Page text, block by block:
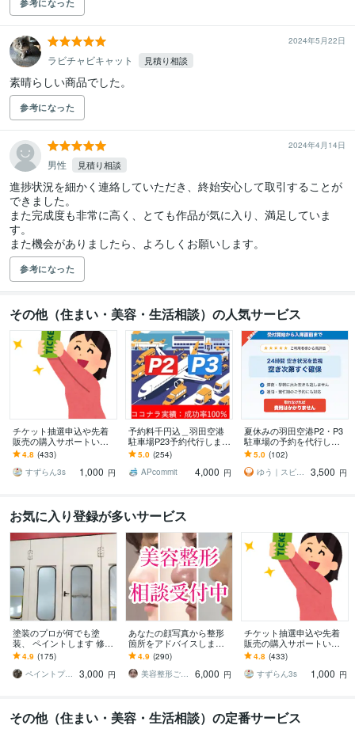
参考になった
2024年5月22日
ラビチャビキャット 見積り相談
素晴らしい商品でした。
参考になった
2024年4月14日
男性 見積り相談
進捗状況を細かく連絡していただき、終始安心して取引することが
できました。
また完成度も非常に高く、とても作品が気に入り、満足していま
す。
また機会がありましたら、よろしくお願いします。
参考になった
その他（住まい・美容・生活相談）の人気サービス
チケット抽選申込や先着
販売の購入サポートいた
します 申込口数の必要な
方、チケ発が出来ない方
は是非ご連絡下さい。
4.8 (433)
すずらん3s
1,000 円
予約料千円込＿羽田空港
駐車場P23予約代行します
[実績100%※の成功率/1000
円込！]評価を参照下さい
5.0 (254)
APcommit
4,000 円
夏休みの羽田空港P2・P3
駐車場の予約を代行しま
す 手数料込み・満車もキ
ャンセル待ち対応
5.0 (102)
ゆう｜スピード予約代行
3,500 円
お気に入り登録が多いサービス
塗装のプロが何でも塗
装、 ペイントします 修理
塗装可能かどうかまずは
ご相談下さい。
4.9 (175)
ペイントプロK
3,000 円
あなたの顔写真から整形
箇所をアドバイスします
整形歴17年の経験を活か
し、丁寧にアドバイスし
ます
4.9 (290)
美容整形ごまちゃん
6,000 円
チケット抽選申込や先着
販売の購入サポートいた
します 申込口数の必要な
方、チケ発が出来ない方
は是非ご連絡下さい。
4.8 (433)
すずらん3s
1,000 円
その他（住まい・美容・生活相談）の定番サービス